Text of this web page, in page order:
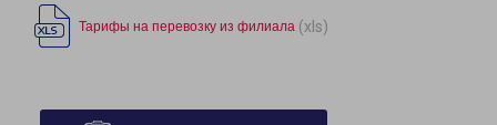
Тарифы на перевозку из филиала (xls)